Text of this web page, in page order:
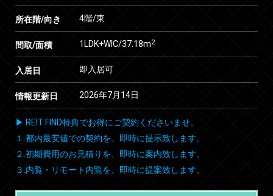
所在階/向き 4階/東
間取/面積 1LDK+WIC/37.18m2
入居日 即入居可
情報更新日 2026年7月14日
▶ REIT FIND特典でお得にご契約くださいませ。
１.都内最安値での契約を、即時に提示致します。
２.初期費用のお見積りを、即時に案内致します。
３.内覧・リモート内覧を、即時に提案致します。